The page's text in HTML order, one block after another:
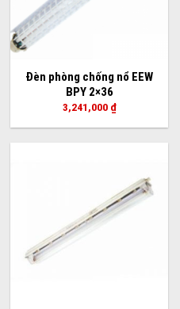
Đèn phòng chống nổ EEW
BPY 2×36
3,241,000 ₫